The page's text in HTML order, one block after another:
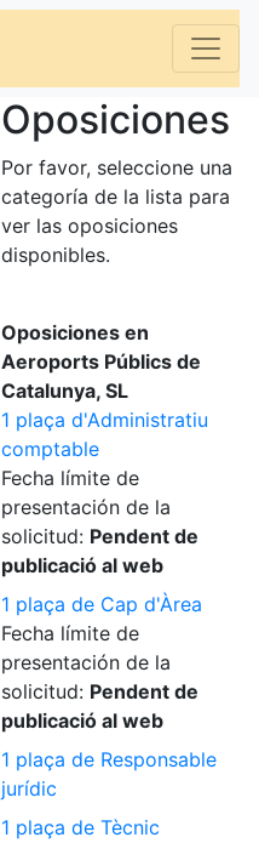
Oposiciones
Por favor, seleccione una
categoría de la lista para
ver las oposiciones
disponibles.
Oposiciones en
Aeroports Públics de
Catalunya, SL
1 plaça d'Administratiu
comptable
Fecha límite de
presentación de la
solicitud: Pendent de
publicació al web
1 plaça de Cap d'Àrea
Fecha límite de
presentación de la
solicitud: Pendent de
publicació al web
1 plaça de Responsable
jurídic
1 plaça de Tècnic